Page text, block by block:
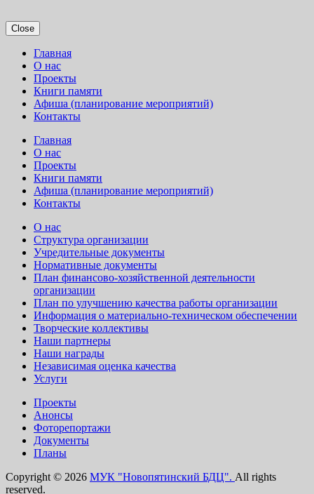
Close
Главная
О нас
Проекты
Книги памяти
Афиша (планирование мероприятий)
Контакты
Главная
О нас
Проекты
Книги памяти
Афиша (планирование мероприятий)
Контакты
О нас
Структура организации
Учредительные документы
Нормативные документы
План финансово-хозяйственной деятельности
организации
План по улучшению качества работы организации
Информация о материально-техническом обеспечении
Творческие коллективы
Наши партнеры
Наши награды
Независимая оценка качества
Услуги
Проекты
Анонсы
Фоторепортажи
Документы
Планы
Copyright © 2026 МУК "Новопятинский БДЦ". All rights
reserved.